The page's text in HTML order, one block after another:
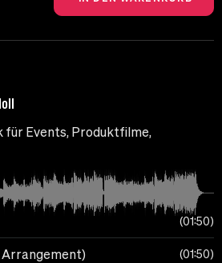
für Events, Produktfilme,
01:50
01:50